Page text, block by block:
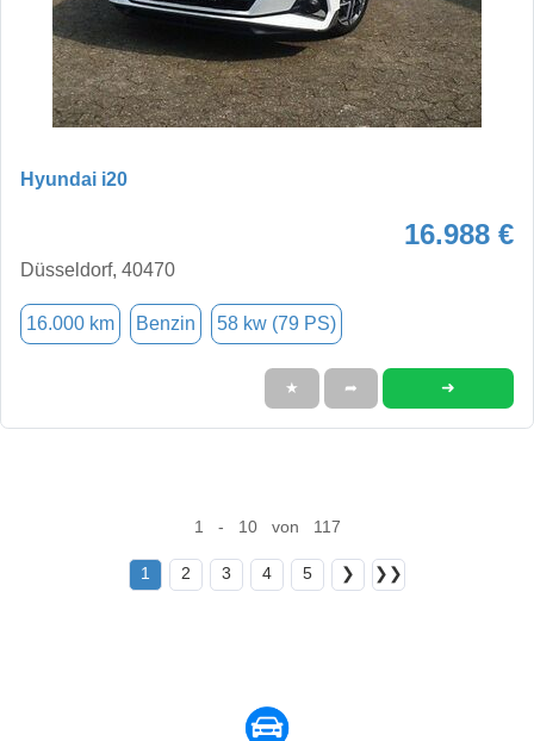
Hyundai i20
16.988 €
Düsseldorf, 40470
16.000 km Benzin 58 kw (79 PS)
★ ➦ ➜
1 - 10 von 117
1 2 3 4 5 ❯ ❯❯